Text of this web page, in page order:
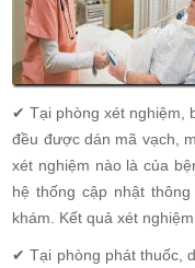
✔ Tại phòng xét nghiệm,
đều được dán mã vạch,
xét nghiệm nào là của
hệ thống cập nhật
khám. Kết quả xét
✔ Tại phòng phát thuốc,